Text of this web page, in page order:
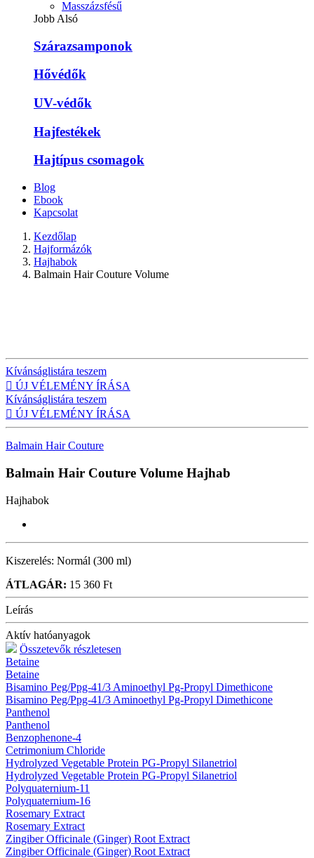
Masszázsfésű
Jobb Alsó
Szárazsamponok
Hővédők
UV-védők
Hajfestékek
Hajtípus csomagok
Blog
Ebook
Kapcsolat
Kezdőlap
Hajformázók
Hajhabok
Balmain Hair Couture Volume
Kívánságlistára teszem
 ÚJ VÉLEMÉNY ÍRÁSA
Kívánságlistára teszem
 ÚJ VÉLEMÉNY ÍRÁSA
Balmain Hair Couture
Balmain Hair Couture Volume Hajhab
Hajhabok
Kiszerelés: Normál (300 ml)
ÁTLAGÁR: 15 360 Ft
Leírás
Aktív hatóanyagok
Összetevők részletesen
Betaine
Betaine
Bisamino Peg/Ppg-41/3 Aminoethyl Pg-Propyl Dimethicone
Bisamino Peg/Ppg-41/3 Aminoethyl Pg-Propyl Dimethicone
Panthenol
Panthenol
Benzophenone-4
Cetrimonium Chloride
Hydrolyzed Vegetable Protein PG-Propyl Silanetriol
Hydrolyzed Vegetable Protein PG-Propyl Silanetriol
Polyquaternium-11
Polyquaternium-16
Rosemary Extract
Rosemary Extract
Zingiber Officinale (Ginger) Root Extract
Zingiber Officinale (Ginger) Root Extract